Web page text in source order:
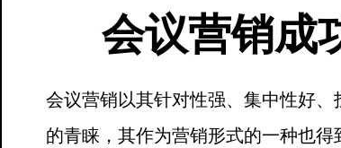
会议营销成
会议营销以其针对性强、集中性好
的青睐，其作为营销形式的一种也